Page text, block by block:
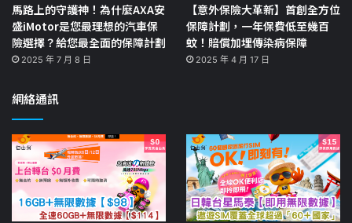
馬路上的守護神！為什麼AXA安
盛iMotor是您最理想的汽車保
險選擇？給您最全面的保障計劃
2025 年 7 月 8 日
【意外保險大革新】首創全方位
保障計劃，一年保費低至幾百
蚊！賠償加埋傳染病保障
2025 年 4 月 17 日
網絡通訊